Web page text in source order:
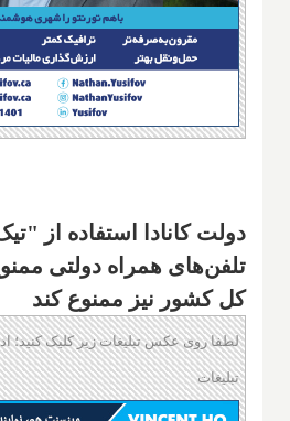
دولت کانادا استفاده از
تلفن‌های همراه دولتی
کل کشور نیز ممنوع کند
لطفا روی عکس تبلیغات زیر کلیک کنید؛
تبلیغات